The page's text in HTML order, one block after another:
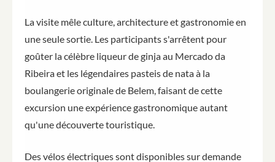
La visite mêle culture, architecture et gastronomie en
une seule sortie. Les participants s'arrêtent pour
goûter la célèbre liqueur de ginja au Mercado da
Ribeira et les légendaires pasteis de nata à la
boulangerie originale de Belem, faisant de cette
excursion une expérience gastronomique autant
qu'une découverte touristique.
Des vélos électriques sont disponibles sur demande